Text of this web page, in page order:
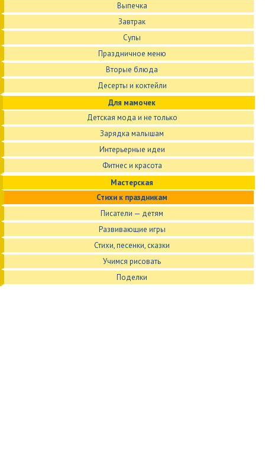
Выпечка
Завтрак
Супы
Праздничное меню
Вторые блюда
Десерты и коктейли
Для мамочек
Детская мода и не только
Зарядка малышам
Интерьерные идеи
Фитнес и красота
Мастерская
Стихи к праздникам
Писатели — детям
Развивающие игры
Стихи, песенки, сказки
Учимся рисовать
Поделки